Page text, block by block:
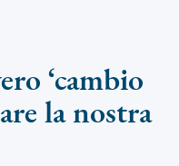
‘cambio
la nostra